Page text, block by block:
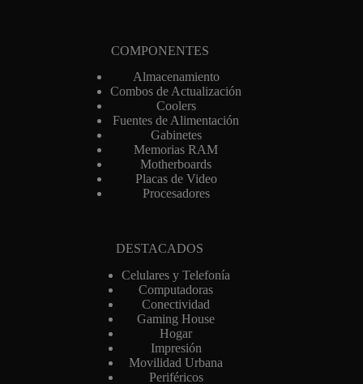
COMPONENTES
Almacenamiento
Combos de Actualización
Coolers
Fuentes de Alimentación
Gabinetes
Memorias RAM
Motherboards
Placas de Video
Procesadores
DESTACADOS
Celulares y Telefonía
Computadoras
Conectividad
Gaming House
Hogar
Impresión
Movilidad Urbana
Periféricos